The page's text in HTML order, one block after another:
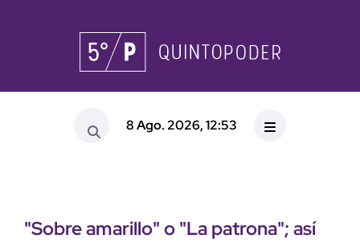
8 Ago. 2026, 12:53
"Sobre amarillo" o "La patrona"; así